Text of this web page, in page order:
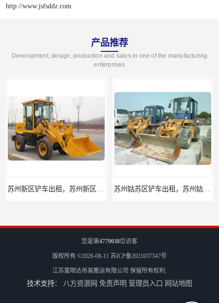
http://www.jsfsddz.com
产品推荐
Development, design, production and sales in one of the manufacturing
enterprises
苏州新区铲车出租，苏州新区装载机出租 苏州姑苏区铲车出租，苏州姑苏区装载机出租
您是第4779038位访客
版权所有 ©2026-08-11 苏ICP备2021037347号
江苏富顺达吊装搬运有限公司 保留所有权利.
技术支持： 八方资源网 免责声明 管理员入口 网站地图